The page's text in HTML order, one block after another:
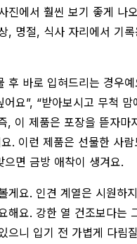
진에서 훨씬 보기 좋게 나
, 명절, 식사 자리에서 기
후 바로 입혀드리는 경우
요”, “받아보시고 무척 맘
, 이 제품은 포장을 뜯자마
. 이런 제품은 선물한 사
으면 금방 애착이 생겨요.
게요. 인견 계열은 시원하
해요. 강한 열 건조보다는
으니 입기 전 가볍게 다림